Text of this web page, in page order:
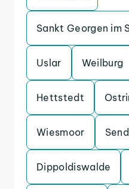
Sankt Georgen im
Uslar Weilburg
Hettstedt
Wiesmoor
Dippoldiswalde